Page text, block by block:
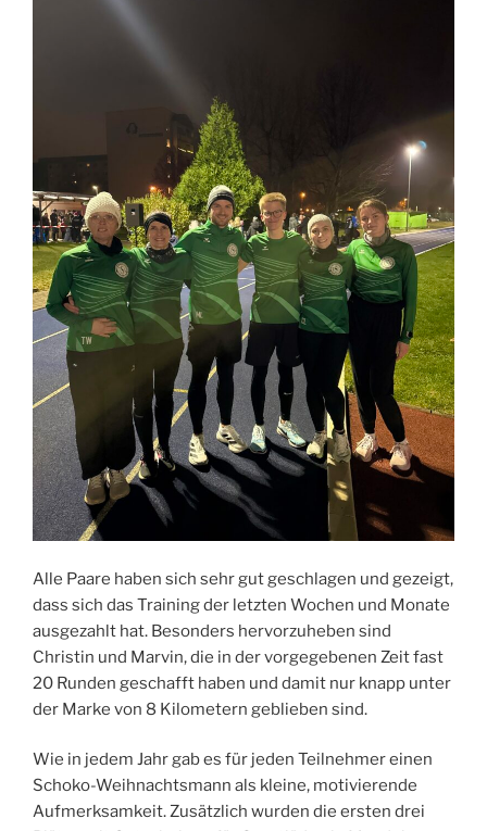
Alle Paare haben sich sehr gut geschlagen und gezeigt,
dass sich das Training der letzten Wochen und Monate
ausgezahlt hat. Besonders hervorzuheben sind
Christin und Marvin, die in der vorgegebenen Zeit fast
20 Runden geschafft haben und damit nur knapp unter
der Marke von 8 Kilometern geblieben sind.
Wie in jedem Jahr gab es für jeden Teilnehmer einen
Schoko-Weihnachtsmann als kleine, motivierende
Aufmerksamkeit. Zusätzlich wurden die ersten drei